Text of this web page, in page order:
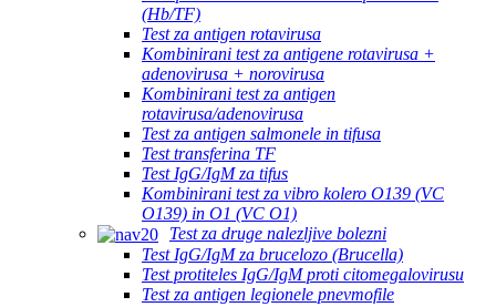
(Hb/TF)
Test za antigen rotavirusa
Kombinirani test za antigene rotavirusa +
adenovirusa + norovirusa
Kombinirani test za antigen
rotavirusa/adenovirusa
Test za antigen salmonele in tifusa
Test transferina TF
Test IgG/IgM za tifus
Kombinirani test za vibro kolero O139 (VC
O139) in O1 (VC O1)
Test za druge nalezljive bolezni
Test IgG/IgM za brucelozo (Brucella)
Test protiteles IgG/IgM proti citomegalovirusu
Test za antigen legionele pnevmofile